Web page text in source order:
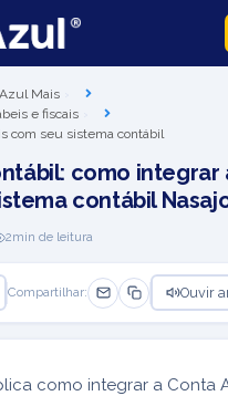
Mais
e fiscais
com seu sistema contábil
como integrar
contábil
2min de leitura
Compartilhar: Ouvir
como integrar a Conta